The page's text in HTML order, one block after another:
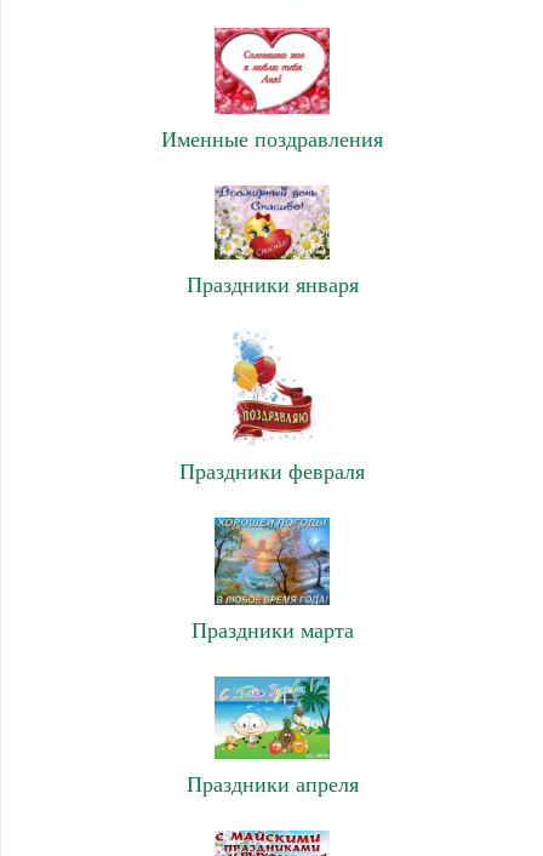
Именные поздравления
Праздники января
Праздники февраля
Праздники марта
Праздники апреля